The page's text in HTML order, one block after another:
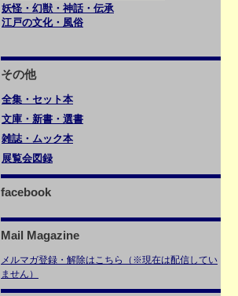
妖怪・幻獣・神話・伝承
江戸の文化・風俗
その他
全集・セット本
文庫・新書・選書
雑誌・ムック本
展覧会図録
facebook
Mail Magazine
メルマガ登録・解除はこちら（※現在は配信してい
ません）